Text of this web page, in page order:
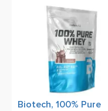
Biotech, 100% Pure